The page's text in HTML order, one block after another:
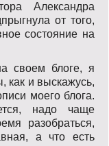
Александра
от того,
состояние на
своем блоге, я
как и выскажусь,
моего блога.
надо чаще
разобраться,
а что есть